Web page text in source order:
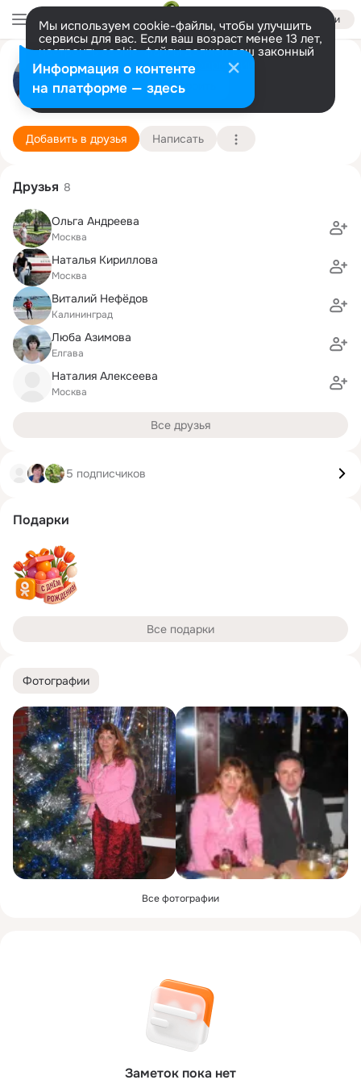
Войти
Мы используем cookie-файлы, чтобы улучшить
сервисы для вас. Если ваш возраст менее 13 лет,
настроить cookie-файлы должен ваш законный
представитель. Больше информации
Разрешить все Настроить
Саша Закатова (Кузьмина)
Москва
28 февраля (63 года)
РГАУ, факультет почвоведения, агрохимии и
Подробнее
Добавить в друзья Написать
Фотографии
Все фотографии
Заметок пока нет
Друзья 8
Ольга Андреева
Москва
Наталья Кириллова
Москва
Виталий Нефёдов
Калининград
Люба Азимова
Елгава
Наталия Алексеева
Москва
Все друзья
5 подписчиков
Подарки
Все подарки
Информация о контенте
на платформе — здесь